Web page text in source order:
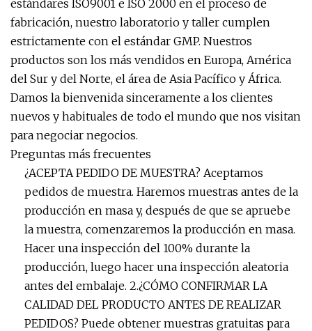
estándares ISO9001 e ISO 2000 en el proceso de
fabricación, nuestro laboratorio y taller cumplen
estrictamente con el estándar GMP. Nuestros
productos son los más vendidos en Europa, América
del Sur y del Norte, el área de Asia Pacífico y África.
Damos la bienvenida sinceramente a los clientes
nuevos y habituales de todo el mundo que nos visitan
para negociar negocios.
Preguntas más frecuentes
¿ACEPTA PEDIDO DE MUESTRA? Aceptamos
pedidos de muestra. Haremos muestras antes de la
producción en masa y, después de que se apruebe
la muestra, comenzaremos la producción en masa.
Hacer una inspección del 100% durante la
producción, luego hacer una inspección aleatoria
antes del embalaje. 2.¿CÓMO CONFIRMAR LA
CALIDAD DEL PRODUCTO ANTES DE REALIZAR
PEDIDOS? Puede obtener muestras gratuitas para